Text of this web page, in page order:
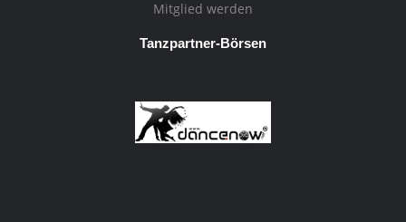
Mitglied werden
Tanzpartner-Börsen